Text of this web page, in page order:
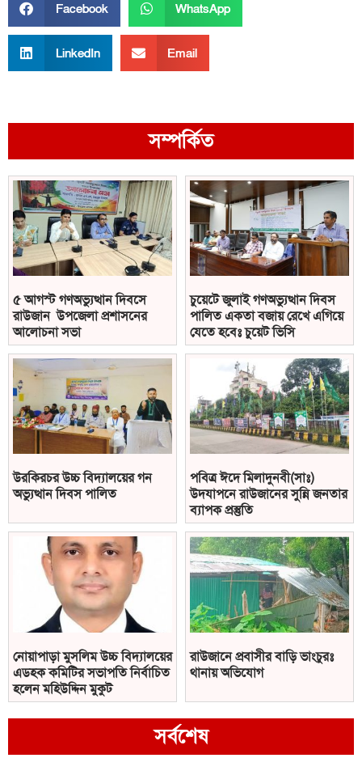
Facebook WhatsApp
LinkedIn Email
সম্পর্কিত
৫ আগস্ট গণঅভ্যুত্থান দিবসে
রাউজান উপজেলা প্রশাসনের
আলোচনা সভা
চুয়েটে জুলাই গণঅভ্যুত্থান দিবস
পালিত একতা বজায় রেখে এগিয়ে
যেতে হবেঃ চুয়েট ভিসি
উরকিরচর উচ্চ বিদ্যালয়ের গন
অভ্যুত্থান দিবস পালিত
পবিত্র ঈদে মিলাদুনবী(সাঃ)
উদযাপনে রাউজানের সুন্নি জনতার
ব্যাপক প্রস্তুতি
নোয়াপাড়া মুসলিম উচ্চ বিদ্যালয়ের
এডহক কমিটির সভাপতি নির্বাচিত
হলেন মহিউদ্দিন মুকুট
রাউজানে প্রবাসীর বাড়ি ভাংচুরঃ
থানায় অভিযোগ
সর্বশেষ